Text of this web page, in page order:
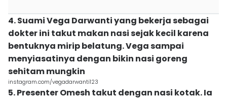
4. Suami Vega Darwanti yang bekerja sebagai
dokter ini takut makan nasi sejak kecil karena
bentuknya mirip belatung. Vega sampai
menyiasatinya dengan bikin nasi goreng
sehitam mungkin
instagram.com/vegadarwanti123
5. Presenter Omesh takut dengan nasi kotak. Ia